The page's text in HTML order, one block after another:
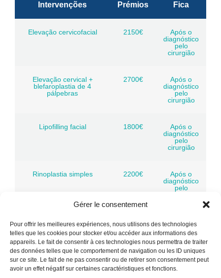
Gérer le consentement
Pour offrir les meilleures expériences, nous utilisons des technologies
telles que les cookies pour stocker et/ou accéder aux informations des
appareils. Le fait de consentir à ces technologies nous permettra de traiter
des données telles que le comportement de navigation ou les ID uniques
sur ce site. Le fait de ne pas consentir ou de retirer son consentement peut
avoir un effet négatif sur certaines caractéristiques et fonctions.
Intervenções Prémios Fica
Elevação cervicofacial 2150€
Após o
diagnóstico
pelo
cirurgião
Elevação cervical +
blefaroplastia de 4
pálpebras
2700€
Após o
diagnóstico
pelo
cirurgião
Lipofilling facial 1800€
Após o
diagnóstico
pelo
cirurgião
Rinoplastia simples 2200€
Após o
diagnóstico
pelo
Rinoplastia étnica 2400€
Após o
diagnóstico
pelo
cirurgião
Rinoplastia secundária 2600€
Após o